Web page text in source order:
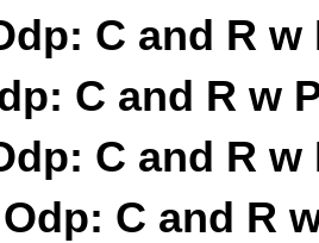
C and R w
C and R w
C and R w
Odp: C and R